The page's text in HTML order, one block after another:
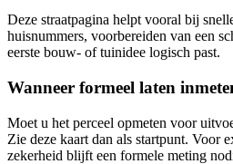
Deze straatpagina helpt vooral bij
huisnummers, voorbereiden van een
eerste bouw- of tuinidee logisch past.
Wanneer formeel laten
Moet u het perceel opmeten voor
Zie deze kaart dan als startpunt. Voor
zekerheid blijft een formele meting